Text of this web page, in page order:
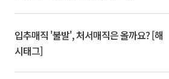
입추매직 '불발', 처서매직은 올까요? [해
시태그]